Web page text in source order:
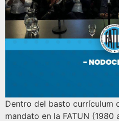
Dentro del basto currículum
mandato en la FATUN